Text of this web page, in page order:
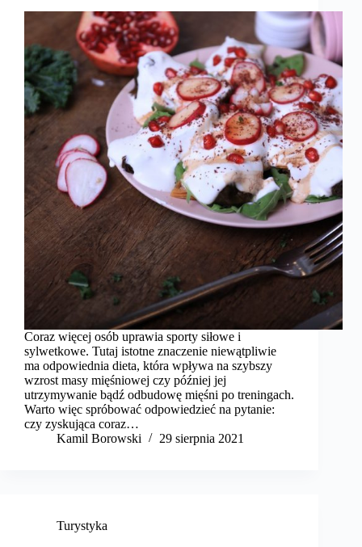
Coraz więcej osób uprawia sporty siłowe i
sylwetkowe. Tutaj istotne znaczenie niewątpliwie
ma odpowiednia dieta, która wpływa na szybszy
wzrost masy mięśniowej czy później jej
utrzymywanie bądź odbudowę mięśni po treningach.
Warto więc spróbować odpowiedzieć na pytanie:
czy zyskująca coraz…
Kamil Borowski
29 sierpnia 2021
Turystyka